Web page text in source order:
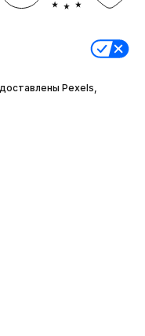
Pexels,